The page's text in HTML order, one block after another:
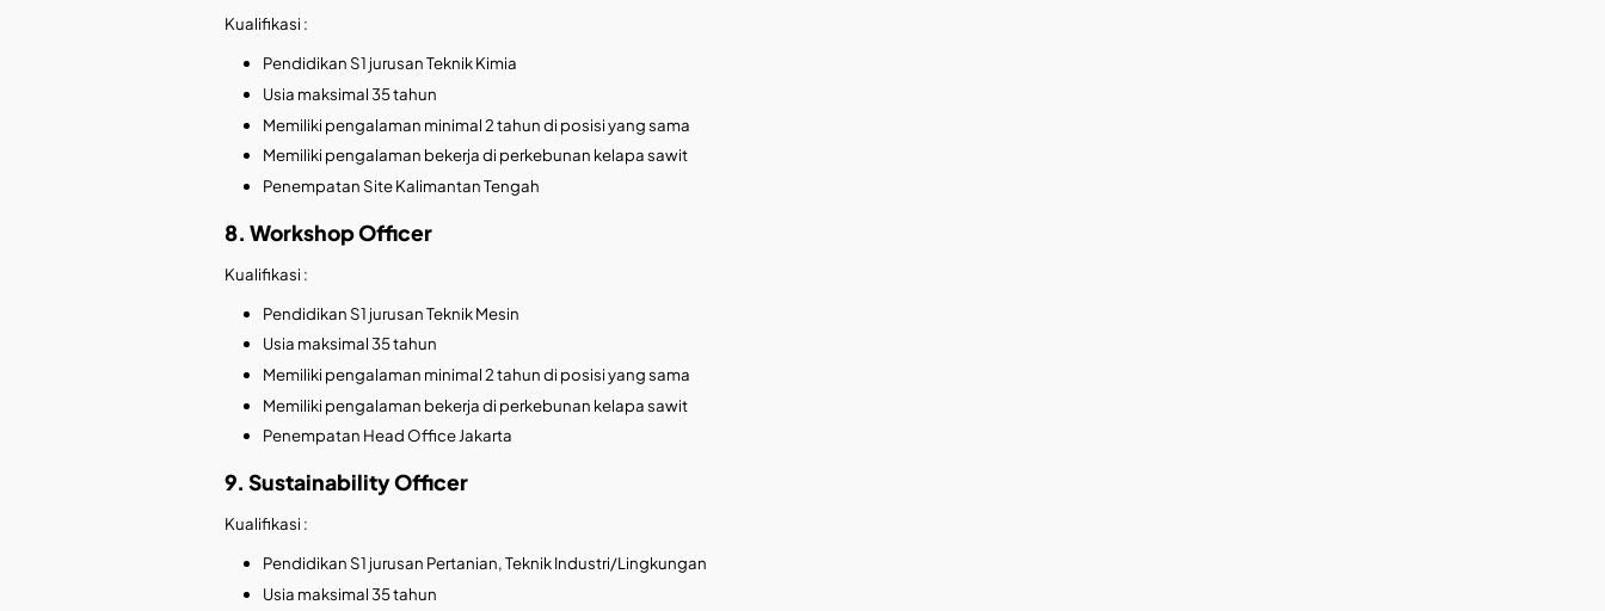
Kualifikasi :
Pendidikan S1 jurusan Teknik Kimia
Usia maksimal 35 tahun
Memiliki pengalaman minimal 2 tahun di posisi yang sama
Memiliki pengalaman bekerja di perkebunan kelapa sawit
Penempatan Site Kalimantan Tengah
8. Workshop Officer
Kualifikasi :
Pendidikan S1 jurusan Teknik Mesin
Usia maksimal 35 tahun
Memiliki pengalaman minimal 2 tahun di posisi yang sama
Memiliki pengalaman bekerja di perkebunan kelapa sawit
Penempatan Head Office Jakarta
9. Sustainability Officer
Kualifikasi :
Pendidikan S1 jurusan Pertanian, Teknik Industri/Lingkungan
Usia maksimal 35 tahun